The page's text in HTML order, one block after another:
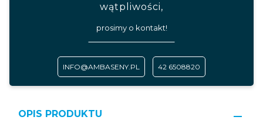
wątpliwości,
prosimy o kontakt!
INFO@AMBASENY.PL 42 6508820
OPIS PRODUKTU